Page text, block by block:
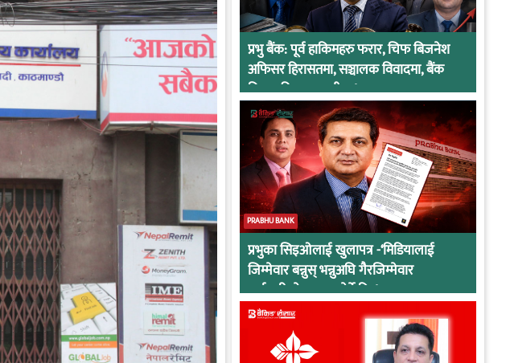
प्रभु बैंक: पूर्व हाकिमहरु फरार, चिफ बिजनेश
अफिसर हिरासतमा, सञ्चालक विवादमा, बैंक
नियामकीय कारवाहीमा !
PRABHU BANK
प्रभुका सिइओलाई खुलापत्र -‘मिडियालाई
जिम्मेवार बन्नुस् भन्नुअघि गैरजिम्मेवार
कर्मचारीको व्यवहार हेर्ने कि !